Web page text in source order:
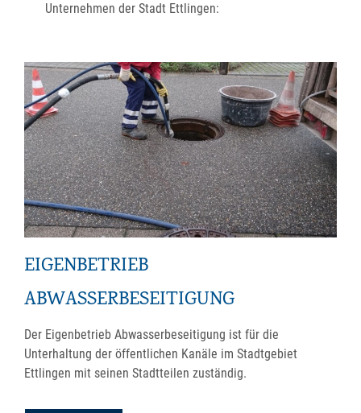
Unternehmen der Stadt Ettlingen:
EIGENBETRIEB
ABWASSERBESEITIGUNG
Der Eigenbetrieb Abwasserbeseitigung ist für die
Unterhaltung der öffentlichen Kanäle im Stadtgebiet
Ettlingen mit seinen Stadtteilen zuständig.